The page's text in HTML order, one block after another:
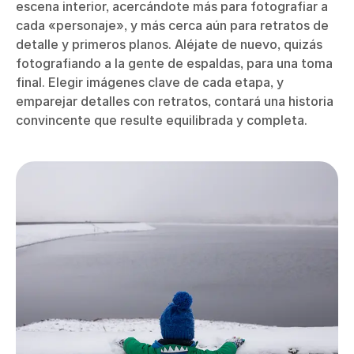
escena interior, acercándote más para fotografiar a
cada «personaje», y más cerca aún para retratos de
detalle y primeros planos. Aléjate de nuevo, quizás
fotografiando a la gente de espaldas, para una toma
final. Elegir imágenes clave de cada etapa, y
emparejar detalles con retratos, contará una historia
convincente que resulte equilibrada y completa.